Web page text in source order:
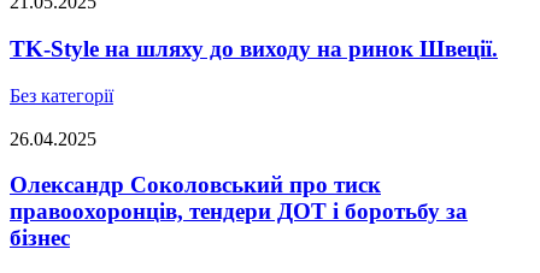
TK-Style на шляху до виходу на ринок Швеції.
Без категорії
26.04.2025
Олександр Соколовський про тиск
правоохоронців, тендери ДОТ і боротьбу за
бізнес